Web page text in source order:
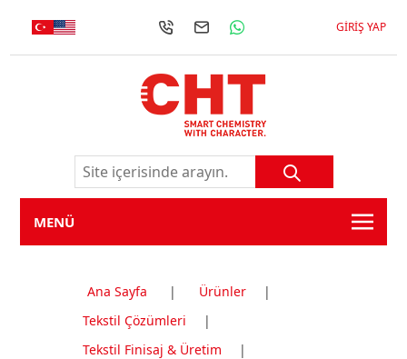
GIRIŞ YAP
MENÜ
Ana Sayfa | Ürünler
|
Tekstil Çözümleri
|
Tekstil Finisaj & Üretim
|